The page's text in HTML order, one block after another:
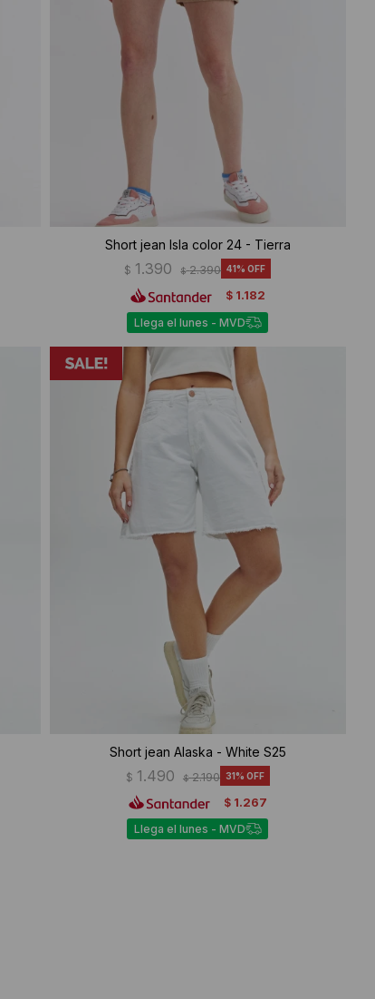
Short jean Isla color 24 - Tierra
$ 1.390 $ 2.390 41
$ 1.182
Llega el lunes - MVD
Short jean Alaska - White S25
$ 1.490 $ 2.190 31
$ 1.267
Llega el lunes - MVD